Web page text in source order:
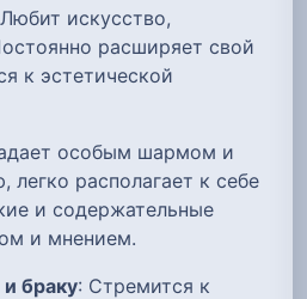
искусство,
расширяет свой
к эстетической
особым шармом и
легко располагает к себе
и содержательные
и мнением.
браку: Стремится к